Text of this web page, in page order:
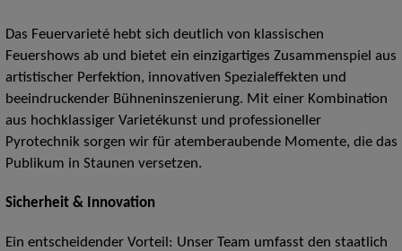
Das Feuervarieté hebt sich deutlich von klassischen
Feuershows ab und bietet ein einzigartiges Zusammenspiel aus
artistischer Perfektion, innovativen Spezialeffekten und
beeindruckender Bühneninszenierung. Mit einer Kombination
aus hochklassiger Varietékunst und professioneller
Pyrotechnik sorgen wir für atemberaubende Momente, die das
Publikum in Staunen versetzen.
Sicherheit & Innovation
Ein entscheidender Vorteil: Unser Team umfasst den staatlich